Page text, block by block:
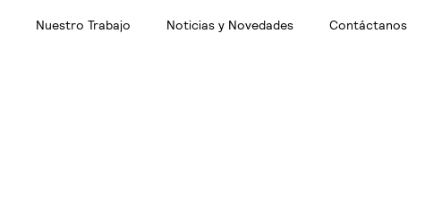
Nuestro Trabajo Noticias y Novedades Contáctanos